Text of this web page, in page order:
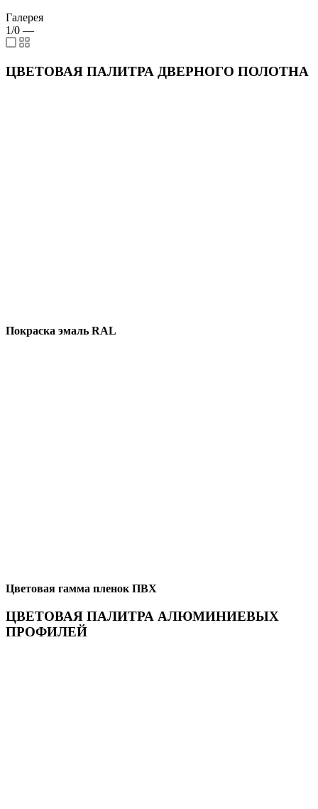
Галерея
1/0 —
ЦВЕТОВАЯ ПАЛИТРА ДВЕРНОГО ПОЛОТНА
Покраска эмаль RAL
Цветовая гамма пленок ПВХ
ЦВЕТОВАЯ ПАЛИТРА АЛЮМИНИЕВЫХ
ПРОФИЛЕЙ